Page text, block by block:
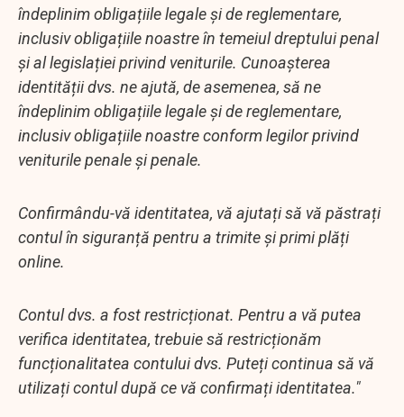
îndeplinim obligațiile legale și de reglementare,
inclusiv obligațiile noastre în temeiul dreptului penal
și al legislației privind veniturile. Cunoașterea
identității dvs. ne ajută, de asemenea, să ne
îndeplinim obligațiile legale și de reglementare,
inclusiv obligațiile noastre conform legilor privind
veniturile penale și penale.
Confirmându-vă identitatea, vă ajutați să vă păstrați
contul în siguranță pentru a trimite și primi plăți
online.
Contul dvs. a fost restricționat. Pentru a vă putea
verifica identitatea, trebuie să restricționăm
funcționalitatea contului dvs. Puteți continua să vă
utilizați contul după ce vă confirmați identitatea."